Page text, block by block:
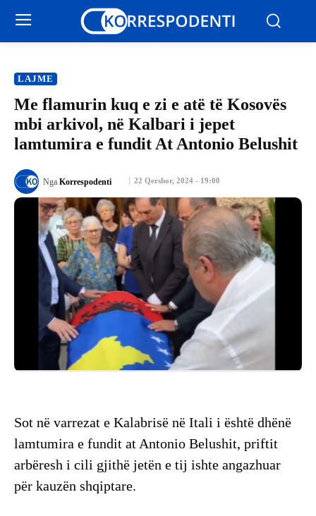
LAJME
Me flamurin kuq e zi e atë të Kosovës
mbi arkivol, në Kalbari i jepet
lamtumira e fundit At Antonio Belushit
22 Qershor, 2024 - 19:00
Nga Korrespodenti
Sot në varrezat e Kalabrisë në Itali i është dhënë
lamtumira e fundit at Antonio Belushit, priftit
arbëresh i cili gjithë jetën e tij ishte angazhuar
për kauzën shqiptare.